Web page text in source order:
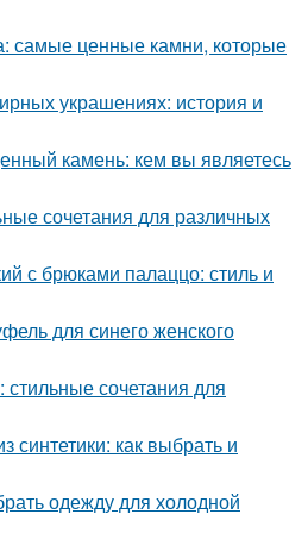
самые ценные камни, которые
украшениях: история и
камень: кем вы являетесь
сочетания для различных
с брюками палаццо: стиль и
для синего женского
сочетания для
синтетики: как выбрать и
одежду для холодной